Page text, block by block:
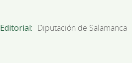
Editorial
Diputación de Salamanca